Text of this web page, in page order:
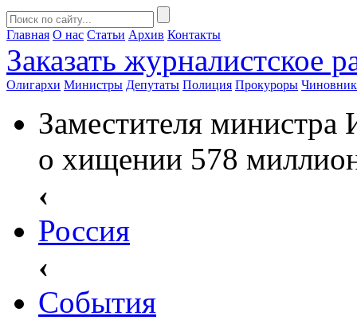
Главная О нас Статьи Архив Контакты
Заказать журналистское
Олигархи Министры Депутаты Полиция Прокуроры
Заместителя министра
о хищении 578
‹
Россия
‹
События